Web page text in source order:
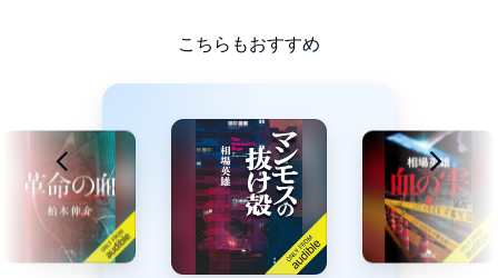
こちらもおすすめ